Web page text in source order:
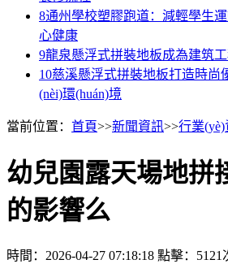
8通州學校塑膠跑道：減輕學
心健康
9龍泉懸浮式拼裝地板成為建筑
10慈溪懸浮式拼裝地板打造時尚
(nèi)環(huán)境
當前位置： 首頁>>新聞資訊>>行業
幼兒園露天場地拼
的影響么
時間：2026-04-27 07:18:18 點擊：5121